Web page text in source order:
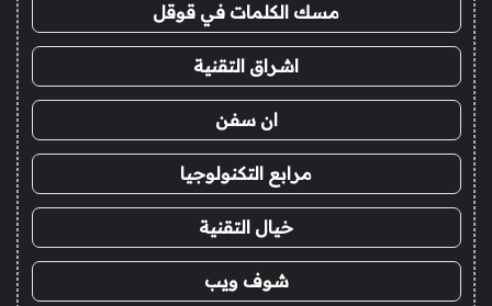
مسك الكلمات في قوقل
اشراق التقنية
ان سفن
مرابع التكنولوجيا
خيال التقنية
شوف ويب